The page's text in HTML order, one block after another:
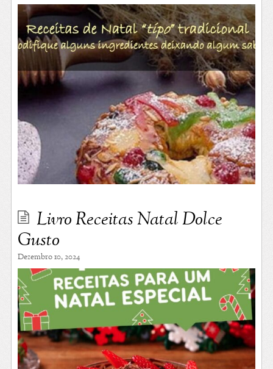
Livro Receitas Natal Dolce
Gusto
Dezembro 10, 2024